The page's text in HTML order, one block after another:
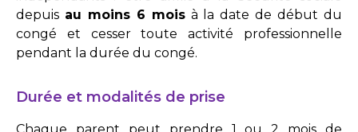
depuis au moins 6 moisà la date de début du
congé et cesser toute activité professionnelle
pendant la durée du congé.
Durée et modalités de prise